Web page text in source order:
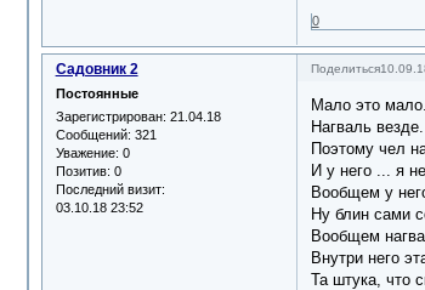
0
Поделиться
Садовник 2
Постоянные
Зарегистрирован: 21.04.18
Сообщений: 321
Уважение: 0
Позитив: 0
Последний визит:
03.10.18 23:52
Мало это
Нагваль везде.
Поэтому чел
И у него ... я
Вообщем у
Ну блин сами
Вообщем
Внутри него
Та штука, что